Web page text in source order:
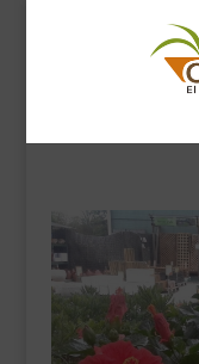
INICIO
PLANTAS
COMPLEMENTOS
MASCOTAS